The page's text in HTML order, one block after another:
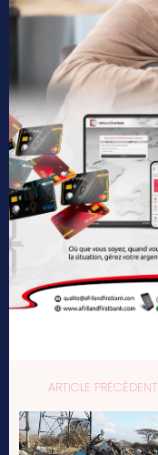
ARTICLE PRÉCÉDENT